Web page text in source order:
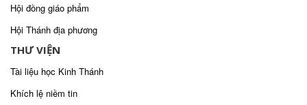
Hội đồng giáo phẩm
Hội Thánh địa phương
THƯ VIỆN
Tài liệu học Kinh Thánh
Khích lệ niềm tin